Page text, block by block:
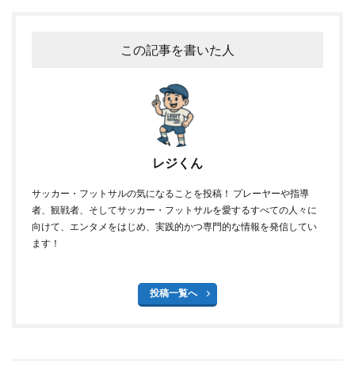
この記事を書いた人
レジくん
サッカー・フットサルの気になることを投稿！ プレーヤーや指導
者、観戦者、そしてサッカー・フットサルを愛するすべての人々に
向けて、エンタメをはじめ、実践的かつ専門的な情報を発信してい
ます！
投稿一覧へ